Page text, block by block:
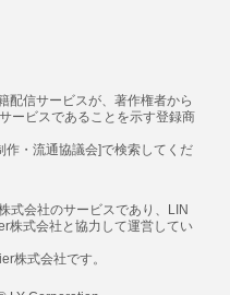
配信サービスが、著作権者から
ービスであることを示す登録商
作・流通協議会]で検索してくだ
式会社のサービスであり、LIN
株式会社と協力して運営してい
株式会社です。